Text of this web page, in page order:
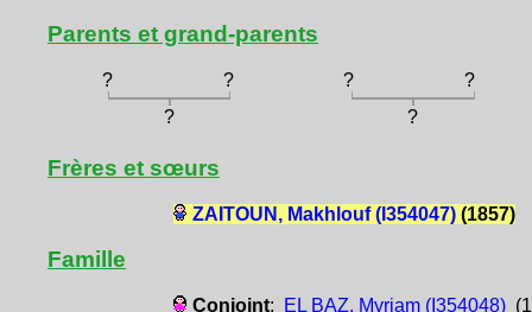
Parents et grand-parents
? ? ?
?
?
?
Frères et sœurs
ZAITOUN, Makhlouf (I354047)(1857)
Famille
Conjoint: EL BAZ, Myriam (I354048)